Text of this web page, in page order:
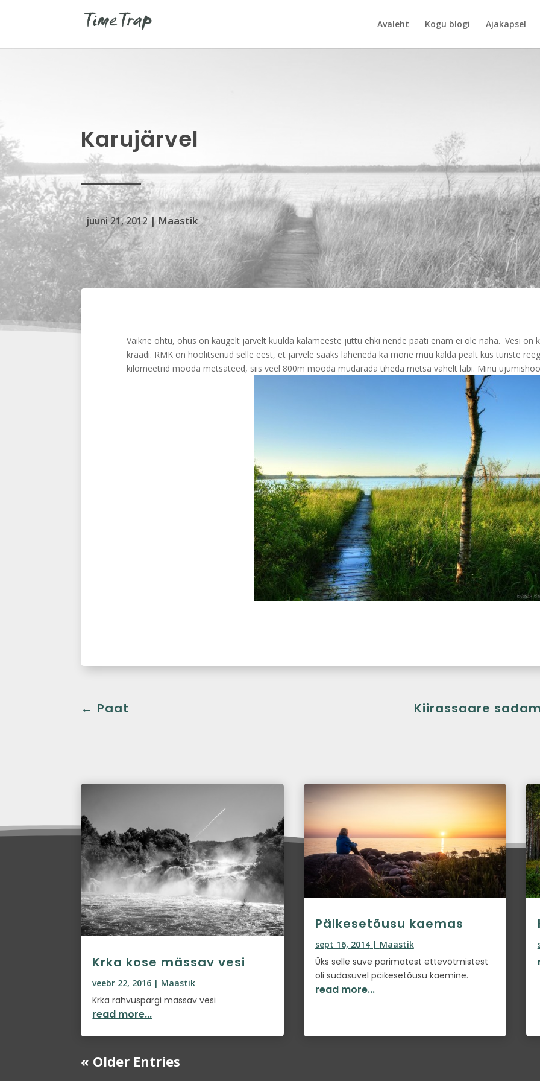
Avaleht Kogu blogi Ajakapsel
Karujärvel
juuni 21, 2012| Maastik
Vaikne õhtu, õhus on kaugelt järvelt kuulda kalameeste juttu ehki nende paati enam ei ole näha. Vesi on
kraadi. RMK on hoolitsenud selle eest, et järvele saaks läheneda ka mõne muu kalda pealt kus turiste
kilomeetrid mööda metsateed, siis veel 800m mööda mudarada tiheda metsa vahelt läbi. Minu
← Paat Kiirassaare
Krka kose mässav vesi
veebr 22, 2016 | Maastik
Krka rahvuspargi mässav vesi
read more...
Päikesetõusu kaemas
sept 16, 2014| Maastik
Üks selle suve parimatest ettevõtmistest
oli südasuvel päikesetõusu kaemine.
read more...
« Older Entries